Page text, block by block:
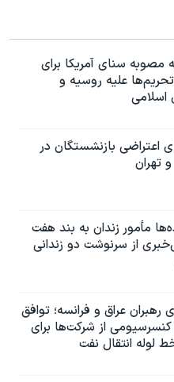
مصوبه سنای آمریکا برای
علیه روسیه و
اعتراضی بازنشستگان در
تهران
مأمور زندان به بند هفت
از سرنوشت دو زندانی
رهبران عراق و فرانسه؛ توافق
کنسرسیومی از شرکت‌ها برای
لوله انتقال نفت